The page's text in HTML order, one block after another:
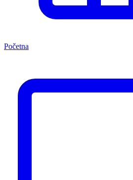
Početna